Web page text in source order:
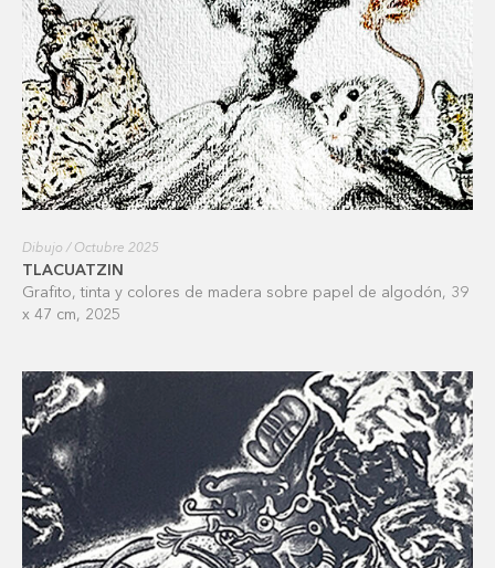
Dibujo / Octubre 2025
TLACUATZIN
Grafito, tinta y colores de madera sobre papel de algodón, 39
x 47 cm, 2025